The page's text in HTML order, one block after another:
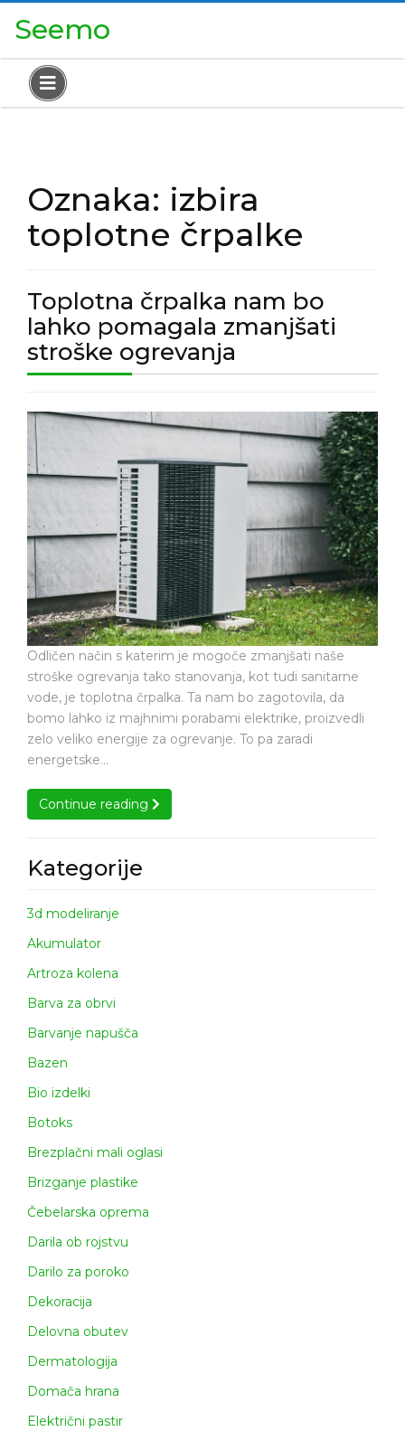
Seemo
Oznaka: izbira
toplotne črpalke
Toplotna črpalka nam bo
lahko pomagala zmanjšati
stroške ogrevanja
črpalka
bo
lahko
pomagala
zmanjšati
stroške
ogrevanja
Toplotna
črpalka
nam
bo
pomagala
zmanjšati
stroške
ogrevanja
Odličen način s katerim je mogoče zmanjšati naše
stroške ogrevanja tako stanovanja, kot tudi sanitarne
vode, je toplotna črpalka. Ta nam bo zagotovila, da
bomo lahko iz majhnimi porabami elektrike, proizvedli
zelo veliko energije za ogrevanje. To pa zaradi
energetske…
Continue reading
Kategorije
3d modeliranje
Akumulator
Artroza kolena
Barva za obrvi
Barvanje napušča
Bazen
Bio izdelki
Botoks
Brezplačni mali oglasi
Brizganje plastike
Čebelarska oprema
Darila ob rojstvu
Darilo za poroko
Dekoracija
Delovna obutev
Dermatologija
Domača hrana
Električni pastir